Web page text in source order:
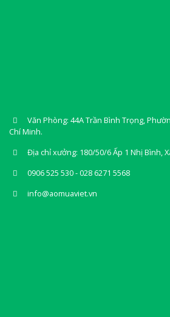
Văn Phòng: 44A Trần Bình Trọng,
Chí Minh.
Địa chỉ xưởng: 180/50/6 Ấp 1 Nhị Bình,
0906 525 530 - 028 6271 5568
info@aomuaviet.vn